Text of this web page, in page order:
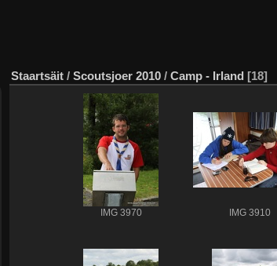
Staartsäit / Scoutsjoer 2010 / Camp - Irland 18
IMG 3970 IMG 3910